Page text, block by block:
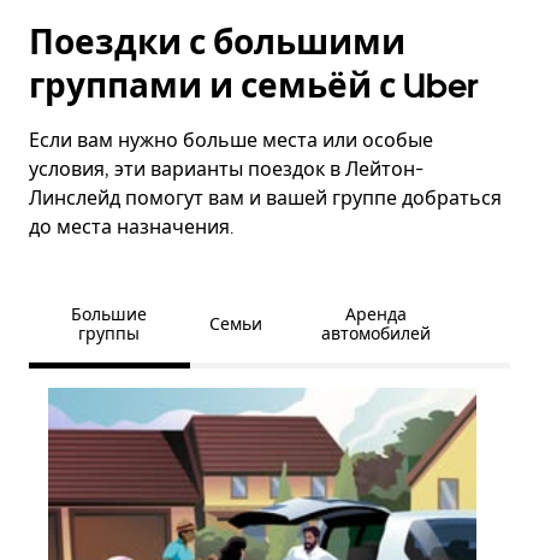
Поездки с большими
группами и семьёй с Uber
Если вам нужно больше места или особые
условия, эти варианты поездок в Лейтон-
Линслейд помогут вам и вашей группе добраться
до места назначения.
Большие
группы
Семьи
Аренда
автомобилей